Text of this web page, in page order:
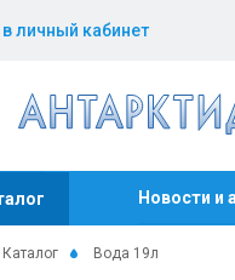
личный кабинет
Новости и
Каталог Вода 19л